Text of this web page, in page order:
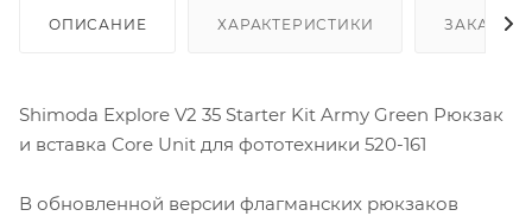
ОПИСАНИЕ ХАРАКТЕРИСТИКИ
Shimoda Explore V2 35 Starter Kit Army Green Рюкзак
и вставка Core Unit для фототехники 520-161
В обновленной версии флагманских рюкзаков